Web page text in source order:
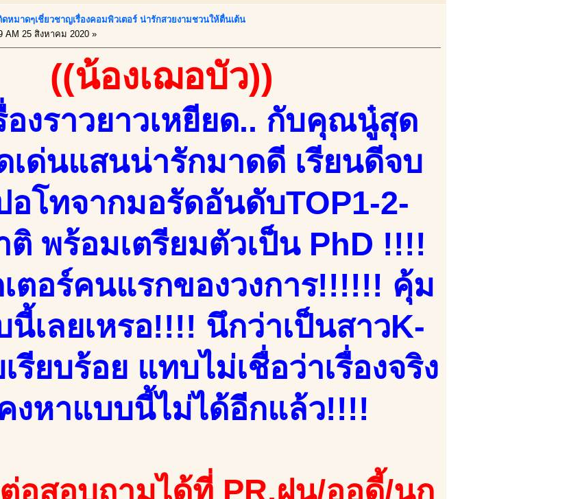
มาดๆเชี่ยวชาญเรื่องคอมพิวเตอร์ น่ารักสวยงามชวนให้ตื่นเต้น
AM 25 สิงหาคม 2020 »
((น้องเฌอบัว))
องราวยาวเหยียด.. กับคุณนู๋สุด
เด่นแสนน่ารักมาดดี เรียนดีจบ
อโทจากมอรัดอันดับTOP1-2-
ติ พร้อมเตรียมตัวเป็น PhD !!!!
ตอร์คนแรกของวงการ!!!!!! คุ้ม
นี้เลยเหรอ!!!! นึกว่าเป็นสาวK-
รียบร้อย แทบไม่เชื่อว่าเรื่องจริง
งหาแบบนี้ไม่ได้อีกแล้ว!!!!
อสอบถามได้ที่ PR.ฝน/ออดี้/นก